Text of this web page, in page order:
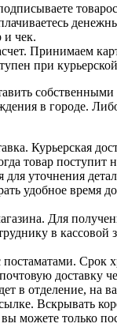
и чек.
Принимаем
при
собственными
в городе.
Курьерская
товар поступит
для уточнения
удобное время
Для
в кассовой
постаматами. Срок
доставку
в отделение, на
Вскрывать
можете только